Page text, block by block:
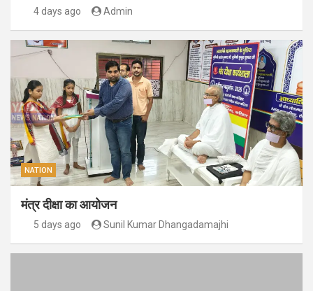
4 days ago Admin
NATION
मंत्र दीक्षा का आयोजन
5 days ago Sunil Kumar Dhangadamajhi